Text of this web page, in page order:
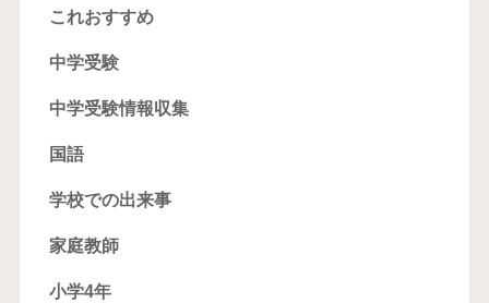
これおすすめ
中学受験
中学受験情報収集
国語
学校での出来事
家庭教師
小学4年